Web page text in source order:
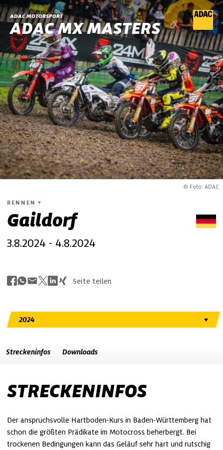
ADAC MOTORSPORT
ADAC MX MASTERS
© Foto: ADAC
RENNEN
Gaildorf
3.8.2024 - 4.8.2024
Seite teilen
Streckeninfos Downloads
STRECKENINFOS
Der anspruchsvolle Hartboden-Kurs in Baden-Württemberg hat
schon die größten Prädikate im Motocross beherbergt. Bei
trockenen Bedingungen kann das Geläuf sehr hart und rutschig